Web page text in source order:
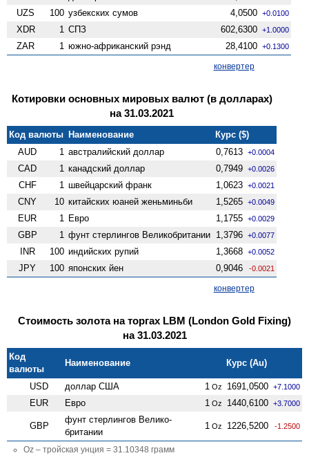
UZS 100 узбекских сумов 4,0500 +0.0100
XDR 1 СПЗ 602,6300 +1.0000
ZAR 1 южно-африканский рэнд 28,4100 +0.1300
конвертер
Котировки основных мировых валют (в долларах)
на 31.03.2021
Код валюты Наименование
Курс ($)
AUD
1 австралийский доллар 0,7613 +0.0004
CAD 1 канадский доллар 0,7949 +0.0026
CHF 1 швейцарский франк 1,0623 +0.0021
CNY 10 китайских юаней женьминьби 1,5265 +0.0049
EUR 1 Евро 1,1755 +0.0029
GBP 1 фунт стерлингов Велико­британии 1,3796 +0.0077
INR 100 индийских рупий 1,3668 +0.0052
JPY 100 японских йен 0,9046 -0.0021
конвертер
Стоимость золота на торгах LBM (London Gold Fixing)
на 31.03.2021
Код
валюты
Наименование Курс (Au)
USD доллар США 1 Oz 1691,0500 +7.1000
EUR Евро 1 Oz 1440,6100 +3.7000
GBP
фунт стерлингов Велико­
британии
1 Oz 1226,5200 -1.2500
Oz – тройская унция = 31.10348 грамм